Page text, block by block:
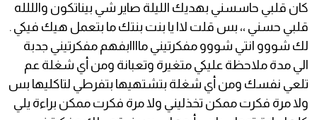
كان قلبي حاسسني بهديك الليلة صاير شي بيناتكون والللله
قلبي حسني ،، بس قلت لاا يا بنت بنتك ما بتعمل هيك فيكي .
لك شووو انتي شووو مفكرتيني ماااابفهم مفكرتيني جدبة
الي مدة ملاحظة عليكي متغيرة وتعبانة ومن أي شغلة عم
تلعي نفسك ومن أي شغلة بتشتهيها بتفرطي لتاكليها بس
ولا مرة فكرت ممكن تخذليني ولا مرة فكرت ممكن براءة يلي